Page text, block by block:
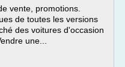
vente, promotions.
de toutes les versions
des voitures d'occasion
une...